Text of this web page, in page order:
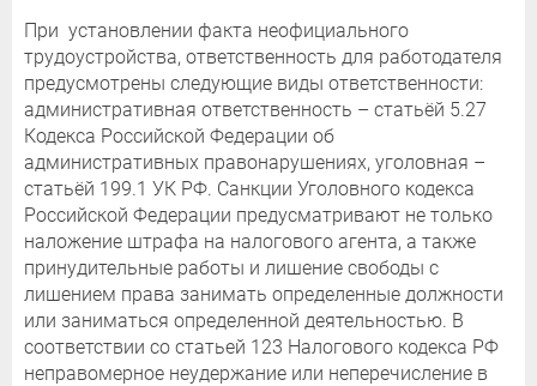
При установлении факта неофициального
трудоустройства, ответственность для работодателя
предусмотрены следующие виды ответственности:
административная ответственность – статьёй 5.27
Кодекса Российской Федерации об
административных правонарушениях, уголовная –
статьёй 199.1 УК РФ. Санкции Уголовного кодекса
Российской Федерации предусматривают не только
наложение штрафа на налогового агента, а также
принудительные работы и лишение свободы с
лишением права занимать определенные должности
или заниматься определенной деятельностью. В
соответствии со статьей 123 Налогового кодекса РФ
неправомерное неудержание или неперечисление в